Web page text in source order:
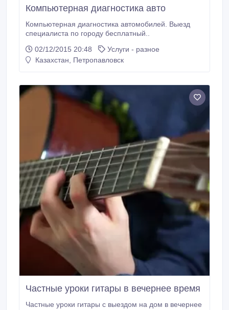
Компьютерная диагностика авто
Компьютерная диагностика автомобилей. Выезд
специалиста по городу бесплатный..
02/12/2015 20:48
Услуги - разное
Казахстан, Петропавловск
Частные уроки гитары в вечернее время
Частные уроки гитары с выездом на дом в вечернее